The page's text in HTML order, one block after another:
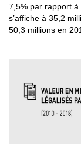
7,5% par rapport
s’affiche à 35,2
50,3 millions en